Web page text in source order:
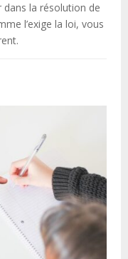
la résolution de
l’exige la loi, vous